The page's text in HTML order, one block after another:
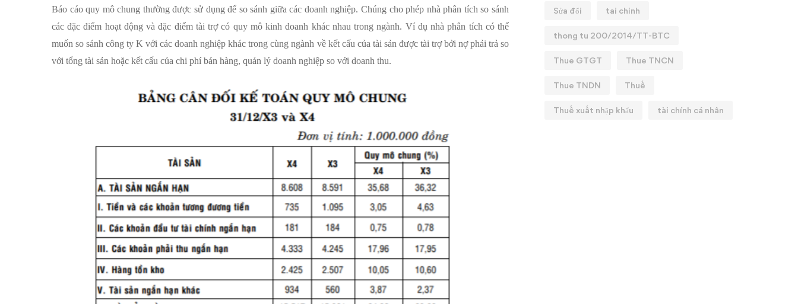
Báo cáo quy mô chung thường được sử dụng để so sánh giữa các doanh nghiệp. Chúng cho phép nhà phân tích so sánh
các đặc điểm hoạt động và đặc điểm tài trợ có quy mô kinh doanh khác nhau trong ngành. Ví dụ nhà phân tích có thể
muốn so sánh công ty K với các doanh nghiệp khác trong cùng ngành về kết cấu của tài sản được tài trợ bởi nợ phải trả so
với tổng tài sản hoặc kết cấu của chi phí bán hàng, quản lý doanh nghiệp so với doanh thu.
Sửa đổi tai chinh
thong tu 200/2014/TT-BTC
Thue GTGT Thue TNCN
Thue TNDN Thuế
Thuế xuất nhập khẩu tài chính cá nhân